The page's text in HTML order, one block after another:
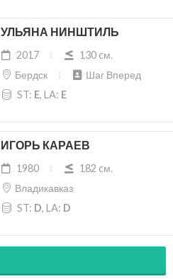
УЛЬЯНА НИНШТИЛЬ
2017
130 cм.
Бердск
Шаг Вперед
ST: E, LA: E
ИГОРЬ КАРАЕВ
1980
182 cм.
Владикавказ
ST: D, LA: D